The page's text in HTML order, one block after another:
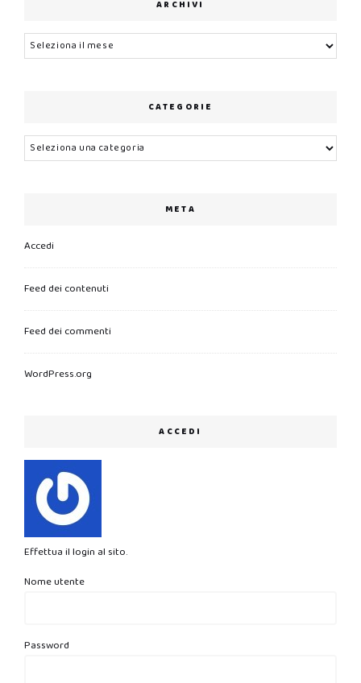
ARCHIVI
Archivi
CATEGORIE
Categorie
META
Accedi
Feed dei contenuti
Feed dei commenti
WordPress.org
ACCEDI
Effettua il login al sito.
Nome utente
Password